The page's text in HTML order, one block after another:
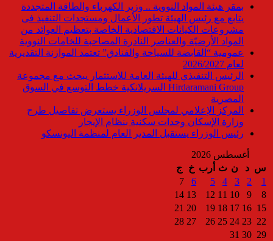
بمقر هيئة المواد النووية .. وزير الكهرباء والطاقة المتجددة
يتابع مع رئيس الهيئة تطور الأعمال ومستجدات التنفيذ فى
مشروعات الكيانات الاقتصادية الخاصة بتعظيم العوائد من
المواد الأرضيّة والعناصر النادرة المصاحبة للخامات النووية
عمومية “القابضة للسياحة والفنادق” تعتمد الموازنة التقديرية
لعام 2026/2027
الرئيس التنفيذي للهيئة العامة للاستثمار يبحث مع مجموعة
Hirdaramani Group السريلانكية خطط التوسع في السوق
المصرية
المركز الإعلامي لمجلس الوزراء يستعرض تفاصيل طرح
وزارة الإسكان وحدات سكنية بنظام الإيجار
رئيس الوزراء يستقبل المدير العام لمنظمة اليونسكو
أغسطس 2026
س د ن ث أرب خ
ج
1
2
3
4
5
6
7
8
9
10
11
12
13
14
15
16
17
18
19
20
21
22
23
24
25
26
27
28
29
30
31